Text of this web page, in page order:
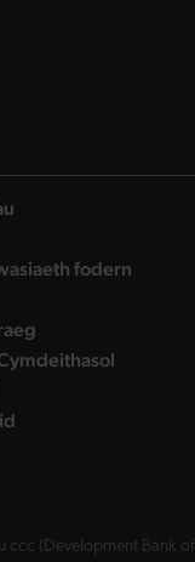
page
fodern
ccc (Development Bank